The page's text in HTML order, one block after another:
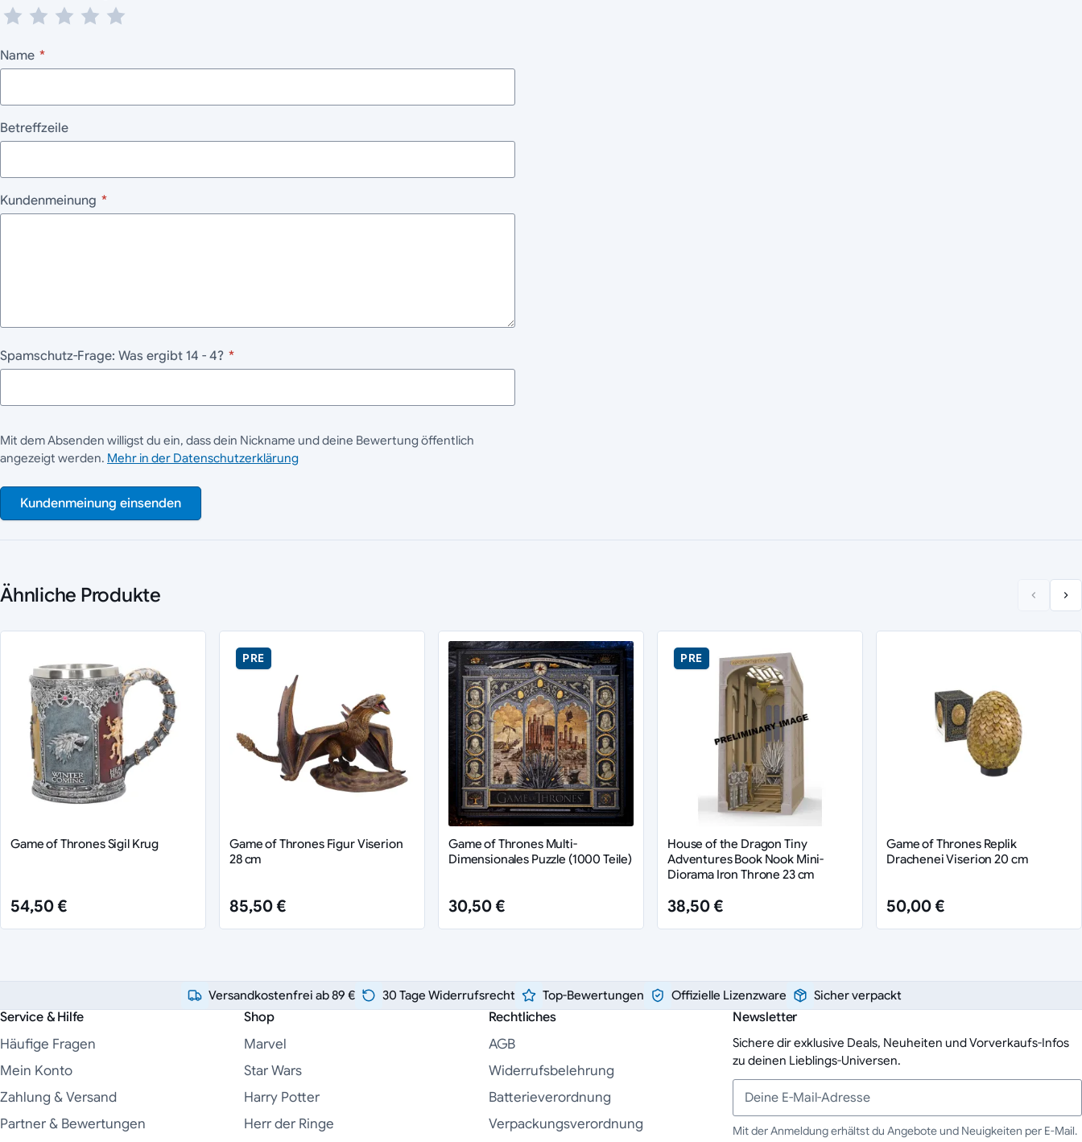
Name *
Betreffzeile
Kundenmeinung *
Spamschutz-Frage: Was ergibt 14 - 4? *
Mit dem Absenden willigst du ein, dass dein Nickname und deine Bewertung öffentlich
angezeigt werden. Mehr in der Datenschutzerklärung
Kundenmeinung einsenden
Ähnliche Produkte
Game of Thrones Sigil Krug
54,50 €
PRE
Game of Thrones Figur Viserion
28 cm
85,50 €
Game of Thrones Multi-
Dimensionales Puzzle (1000 Teile)
30,50 €
PRE
House of the Dragon Tiny
Adventures Book Nook Mini-
Diorama Iron Throne 23 cm
38,50 €
Game of Thrones Replik
Drachenei Viserion 20 cm
50,00 €
Versandkostenfrei ab 89 € 30 Tage Widerrufsrecht Top-Bewertungen Offizielle Lizenzware Sicher verpackt
Service & Hilfe
Häufige Fragen
Mein Konto
Zahlung & Versand
Partner & Bewertungen
Shop
Marvel
Star Wars
Harry Potter
Herr der Ringe
Rechtliches
AGB
Widerrufsbelehrung
Batterieverordnung
Verpackungsverordnung
Newsletter
Sichere dir exklusive Deals, Neuheiten und Vorverkaufs-Infos
zu deinen Lieblings-Universen.
Mit der Anmeldung erhältst du Angebote und Neuigkeiten per E-Mail.